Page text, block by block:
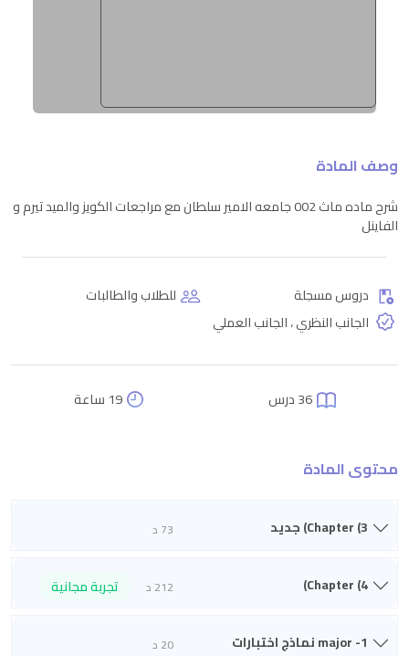
وصف المادة
شرح ماده ماث 002 جامعه الامير سلطان مع مراجعات الكويز والميد تيرم و
الفاينل
دروس مسجلة
للطلاب والطالبات
الجانب النظري ، الجانب العملي
36 درس 19 ساعة
محتوى المادة
Chapter (3) جديد 73 د
Chapter (4) 212 د تجربة مجانية
major -1 نماذج اختبارات 20 د